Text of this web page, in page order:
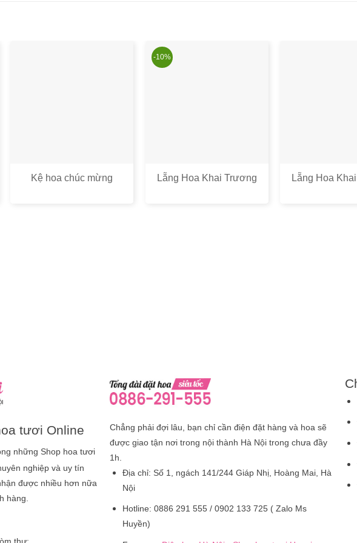
Kệ hoa chúc mừng
-10%
Lẵng Hoa Khai Trương
Lẵng Hoa
tươi Online
những Shop hoa tươi
nghiệp và uy tín
được nhiều hơn nữa
hàng.
Chẳng phải đợi lâu, bạn chỉ cần điện đặt hàng và hoa sẽ
được giao tận nơi trong nội thành Hà Nội trong chưa đầy
1h.
Địa chỉ: Số 1, ngách 141/244 Giáp Nhị, Hoàng Mai, Hà
Nội
Hotline: 0886 291 555 / 0902 133 725 ( Zalo Ms
Huyền)